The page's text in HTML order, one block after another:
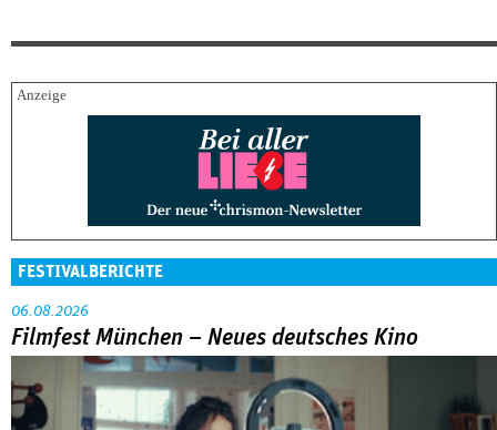
FESTIVALBERICHTE
06.08.2026
Filmfest München – Neues deutsches Kino